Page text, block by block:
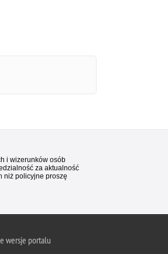
i wizerunków osób
za aktualność
niż policyjne proszę
wersje portalu